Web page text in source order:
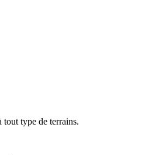
tout type de terrains.